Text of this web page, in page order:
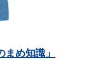
め知識」